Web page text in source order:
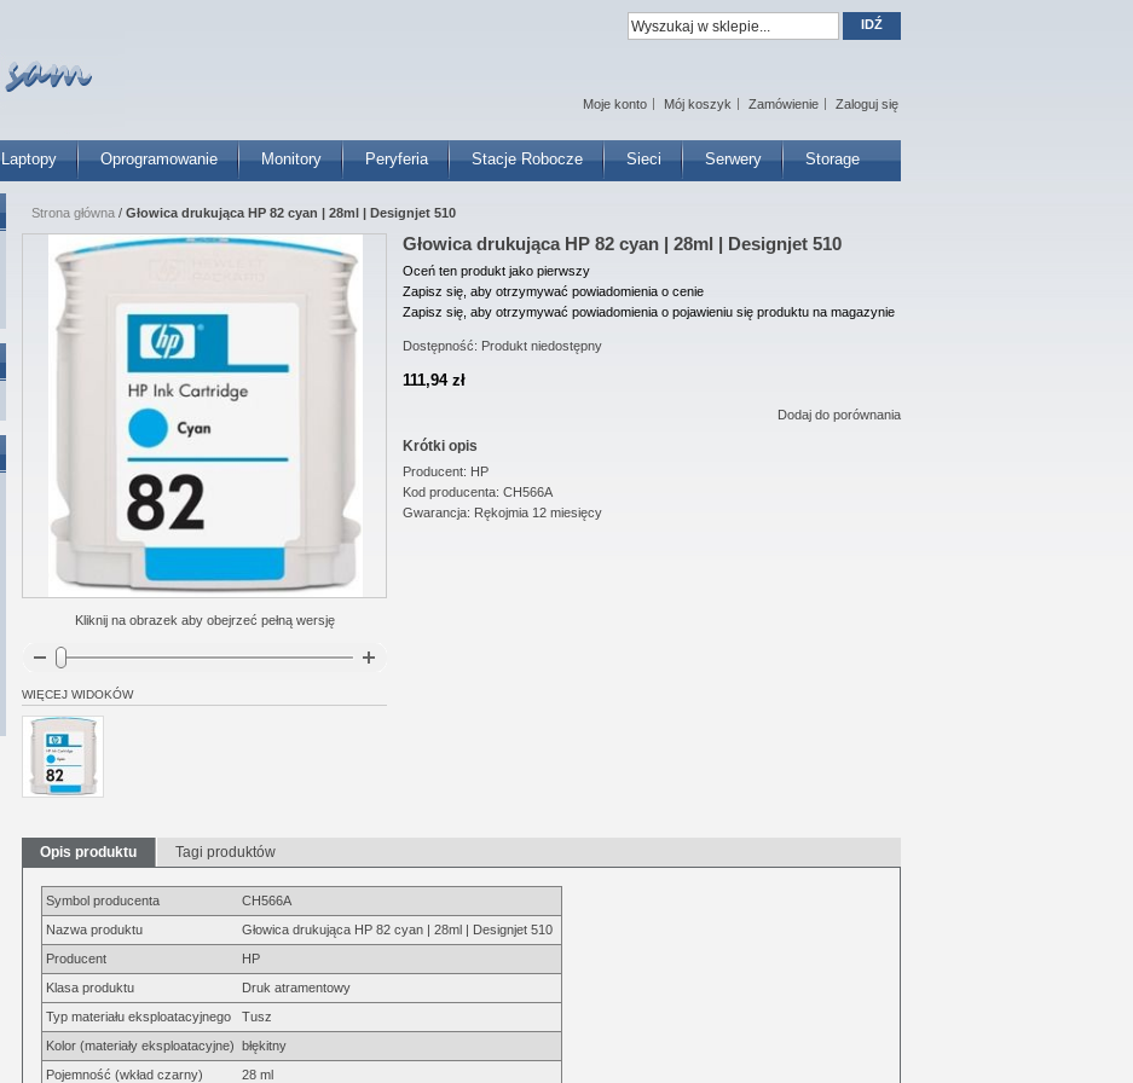
Laptopy Oprogramowanie Monitory Peryferia Stacje Robocze Sieci Serwery Storage
Moje konto Mój koszyk Zamówienie Zaloguj się
IDŹ
Strona główna / Głowica drukująca HP 82 cyan | 28ml | Designjet 510
Głowica drukująca HP 82 cyan | 28ml | Designjet 510
Oceń ten produkt jako pierwszy
Zapisz się, aby otrzymywać powiadomienia o cenie
Zapisz się, aby otrzymywać powiadomienia o pojawieniu się produktu na magazynie
Dostępność: Produkt niedostępny
111,94 zł
Dodaj do porównania
Krótki opis
Producent: HP
Kod producenta: CH566A
Gwarancja: Rękojmia 12 miesięcy
Kliknij na obrazek aby obejrzeć pełną wersję
WIĘCEJ WIDOKÓW
Opis produktu Tagi produktów
Symbol producenta
CH566A
Nazwa produktu
Głowica drukująca HP 82 cyan | 28ml | Designjet 510
Producent
HP
Klasa produktu
Druk atramentowy
Typ materiału eksploatacyjnego
Tusz
Kolor (materiały eksploatacyjne) błękitny
Pojemność (wkład czarny)
28 ml